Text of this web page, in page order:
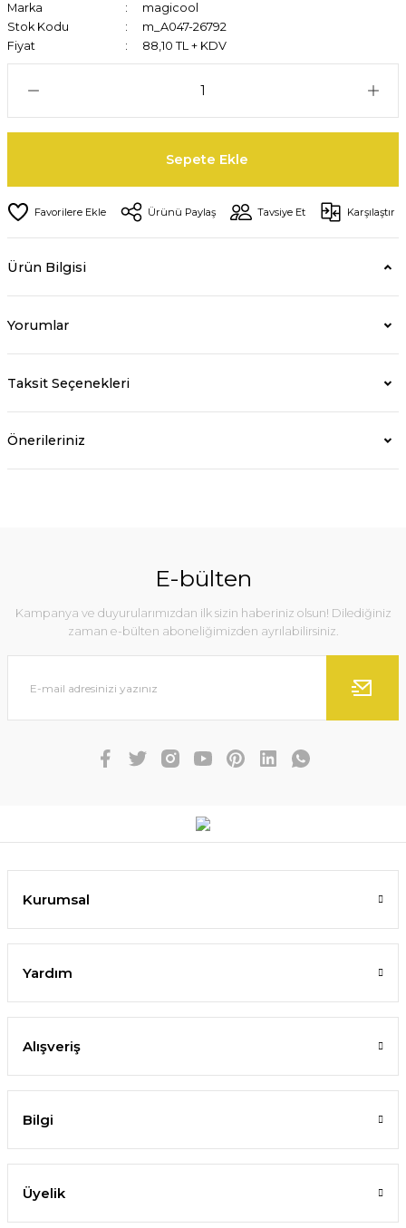
Marka
magicool
Stok Kodu
m_A047-26792
Fiyat
88,10 TL + KDV
Sepete Ekle
Ürünü Paylaş Tavsiye Et Karşılaştır
Ürün Bilgisi
Yorumlar
Taksit Seçenekleri
Önerileriniz
E-bülten
Kampanya ve duyurularımızdan ilk sizin haberiniz olsun! Dilediğiniz
zaman e-bülten aboneliğimizden ayrılabilirsiniz.
Kurumsal
Yardım
Alışveriş
Bilgi
Üyelik